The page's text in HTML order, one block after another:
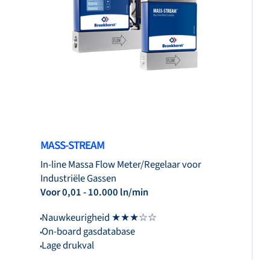
MASS-STREAM
In-line Massa Flow Meter/Regelaar voor
Industriële Gassen
Voor 0,01 - 10.000 ln/min
Nauwkeurigheid ★★★☆☆
On-board gasdatabase
Lage drukval